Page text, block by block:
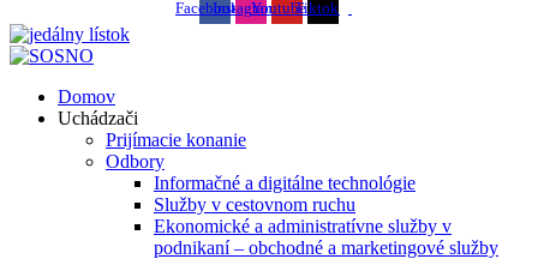
FacebookInstagramYoutubeTiktok
Domov
Uchádzači
Prijímacie konanie
Odbory
Informačné a digitálne technológie
Služby v cestovnom ruchu
Ekonomické a administratívne služby v
podnikaní – obchodné a marketingové služby